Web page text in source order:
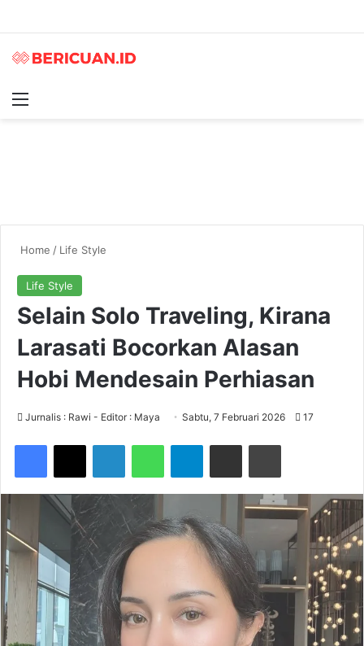
Home / Life Style
Life Style
Selain Solo Traveling, Kirana
Larasati Bocorkan Alasan
Hobi Mendesain Perhiasan
Jurnalis : Rawi - Editor : Maya Sabtu, 7 Februari 2026 17
Telegram